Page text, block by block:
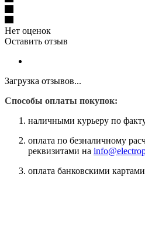
Нет оценок
Оставить отзыв
Загрузка отзывов...
Способы оплаты покупок:
наличными курьеру по
оплата по безналичному
реквизитами на
оплата банковскими картами